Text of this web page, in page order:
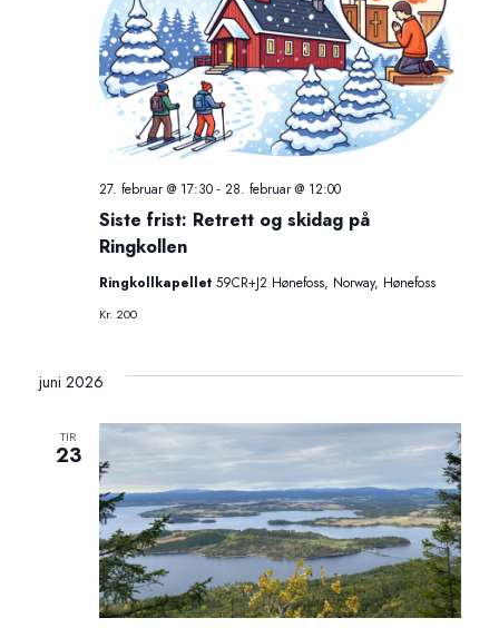
Siste frist: Retrett og skidag på
Ringkollen
27. februar @ 17:30- 28. februar @ 12:00
Ringkollkapellet 59CR+J2 Hønefoss, Norway, Hønefoss
Kr. 200
juni 2026
TIR
23